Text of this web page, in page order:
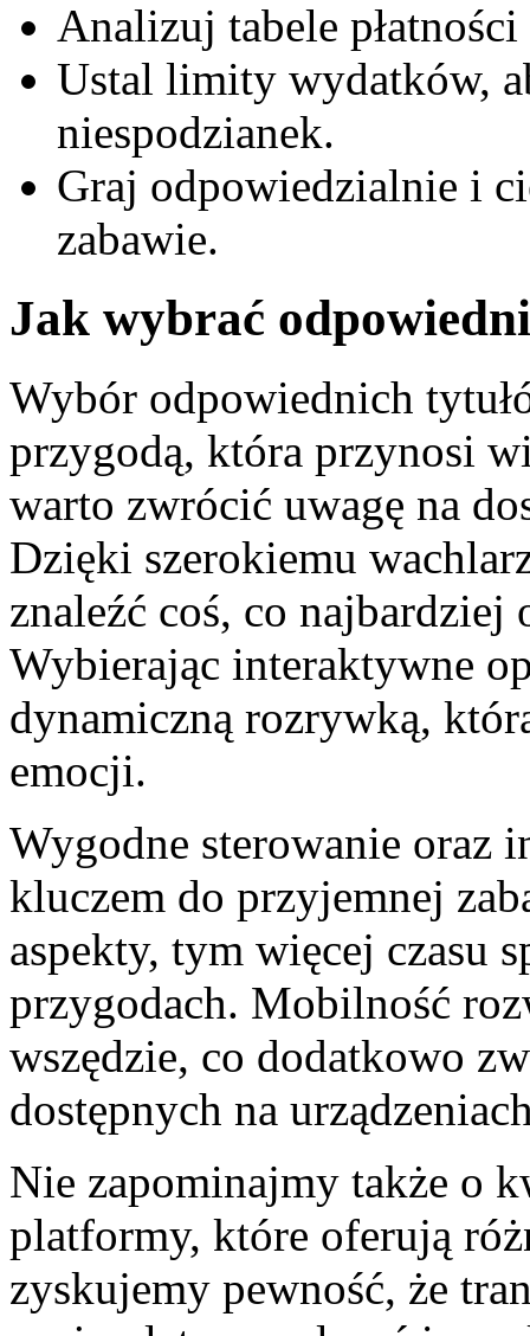
Analizuj tabele
Ustal limity wydatków,
niespodzianek.
Graj odpowiedzialnie i
zabawie.
Jak wybrać
Wybór odpowiednich
przygodą, która przynosi
warto zwrócić uwagę na
Dzięki szerokiemu
znaleźć coś, co
Wybierając interaktywne
dynamiczną rozrywką,
emocji.
Wygodne sterowanie oraz
kluczem do przyjemnej
aspekty, tym więcej czasu
przygodach. Mobilność
wszędzie, co dodatkowo
dostępnych na
Nie zapominajmy także o
platformy, które oferują
zyskujemy pewność, że